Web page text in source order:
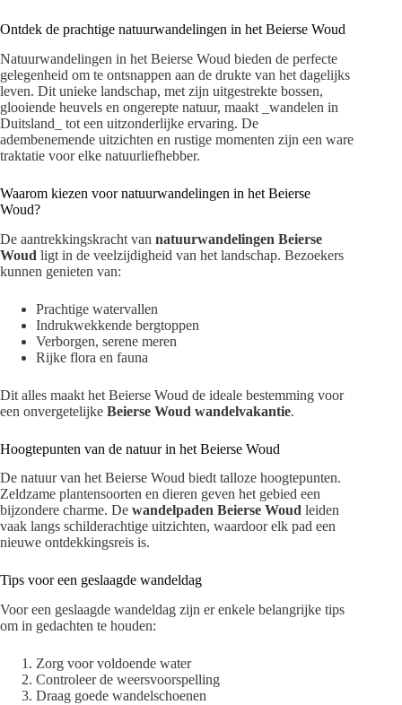
Ontdek de prachtige natuurwandelingen in het Beierse Woud
Natuurwandelingen in het Beierse Woud bieden de perfecte
gelegenheid om te ontsnappen aan de drukte van het dagelijks
leven. Dit unieke landschap, met zijn uitgestrekte bossen,
glooiende heuvels en ongerepte natuur, maakt _wandelen in
Duitsland_ tot een uitzonderlijke ervaring. De
adembenemende uitzichten en rustige momenten zijn een ware
traktatie voor elke natuurliefhebber.
Waarom kiezen voor natuurwandelingen in het Beierse
Woud?
De aantrekkingskracht van natuurwandelingen Beierse
Woud ligt in de veelzijdigheid van het landschap. Bezoekers
kunnen genieten van:
Prachtige watervallen
Indrukwekkende bergtoppen
Verborgen, serene meren
Rijke flora en fauna
Dit alles maakt het Beierse Woud de ideale bestemming voor
een onvergetelijke Beierse Woud wandelvakantie.
Hoogtepunten van de natuur in het Beierse Woud
De natuur van het Beierse Woud biedt talloze hoogtepunten.
Zeldzame plantensoorten en dieren geven het gebied een
bijzondere charme. De wandelpaden Beierse Woud leiden
vaak langs schilderachtige uitzichten, waardoor elk pad een
nieuwe ontdekkingsreis is.
Tips voor een geslaagde wandeldag
Voor een geslaagde wandeldag zijn er enkele belangrijke tips
om in gedachten te houden:
Zorg voor voldoende water
Controleer de weersvoorspelling
Draag goede wandelschoenen